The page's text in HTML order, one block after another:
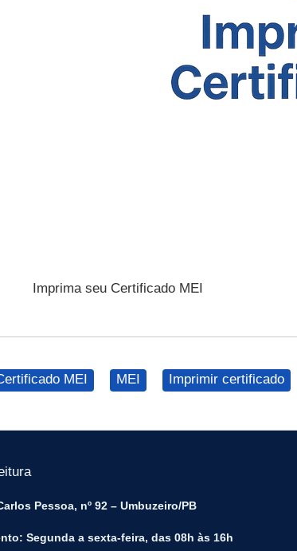
Imprima seu Certificado MEI
MEI MEI Imprimir certificado
Pessoa, nº 92 – Umbuzeiro/PB
Segunda a sexta-feira, das 08h às 16h